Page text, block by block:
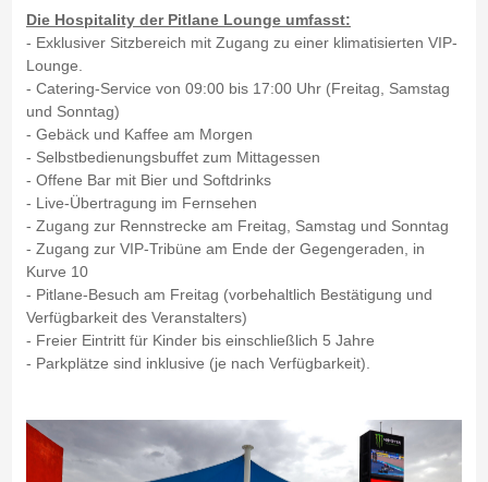
Die Hospitality der Pitlane Lounge umfasst:
- Exklusiver Sitzbereich mit Zugang zu einer klimatisierten VIP-
Lounge.
- Catering-Service von 09:00 bis 17:00 Uhr (Freitag, Samstag
und Sonntag)
- Gebäck und Kaffee am Morgen
- Selbstbedienungsbuffet zum Mittagessen
- Offene Bar mit Bier und Softdrinks
- Live-Übertragung im Fernsehen
- Zugang zur Rennstrecke am Freitag, Samstag und Sonntag
- Zugang zur VIP-Tribüne am Ende der Gegengeraden, in
Kurve 10
- Pitlane-Besuch am Freitag (vorbehaltlich Bestätigung und
Verfügbarkeit des Veranstalters)
- Freier Eintritt für Kinder bis einschließlich 5 Jahre
- Parkplätze sind inklusive (je nach Verfügbarkeit).